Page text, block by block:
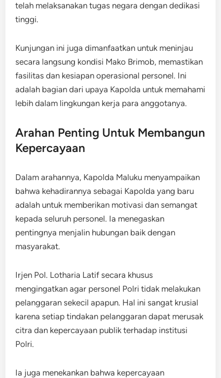
telah melaksanakan tugas negara dengan dedikasi
tinggi.
Kunjungan ini juga dimanfaatkan untuk meninjau
secara langsung kondisi Mako Brimob, memastikan
fasilitas dan kesiapan operasional personel. Ini
adalah bagian dari upaya Kapolda untuk memahami
lebih dalam lingkungan kerja para anggotanya.
Arahan Penting Untuk Membangun
Kepercayaan
Dalam arahannya, Kapolda Maluku menyampaikan
bahwa kehadirannya sebagai Kapolda yang baru
adalah untuk memberikan motivasi dan semangat
kepada seluruh personel. Ia menegaskan
pentingnya menjalin hubungan baik dengan
masyarakat.
Irjen Pol. Lotharia Latif secara khusus
mengingatkan agar personel Polri tidak melakukan
pelanggaran sekecil apapun. Hal ini sangat krusial
karena setiap tindakan pelanggaran dapat merusak
citra dan kepercayaan publik terhadap institusi
Polri.
Ia juga menekankan bahwa kepercayaan